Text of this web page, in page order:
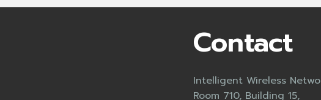
Contact
Intelligent Wireless
Room 710, Building 15,